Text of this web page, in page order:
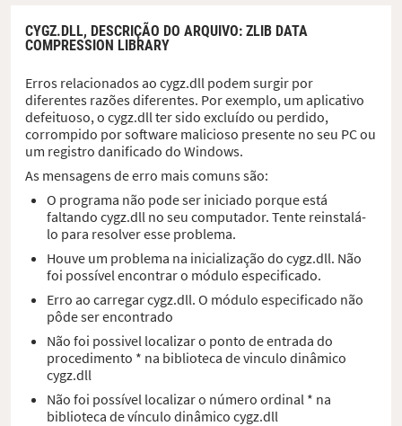
CYGZ.DLL, DESCRIÇÃO DO ARQUIVO: ZLIB DATA
COMPRESSION LIBRARY
Erros relacionados ao cygz.dll podem surgir por
diferentes razões diferentes. Por exemplo, um aplicativo
defeituoso, o cygz.dll ter sido excluído ou perdido,
corrompido por software malicioso presente no seu PC ou
um registro danificado do Windows.
As mensagens de erro mais comuns são:
O programa não pode ser iniciado porque está
faltando cygz.dll no seu computador. Tente reinstalá-
lo para resolver esse problema.
Houve um problema na inicialização do cygz.dll. Não
foi possível encontrar o módulo especificado.
Erro ao carregar cygz.dll. O módulo especificado não
pôde ser encontrado
Não foi possivel localizar o ponto de entrada do
procedimento * na biblioteca de vinculo dinâmico
cygz.dll
Não foi possível localizar o número ordinal * na
biblioteca de vínculo dinâmico cygz.dll